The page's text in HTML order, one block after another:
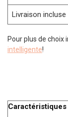
Livraison incluse
Pour plus de choix
intelligente!
Caractéristiques